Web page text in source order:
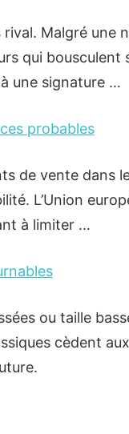
rival. Malgré une
qui bousculent
une signature …
probables
de vente dans
L’Union
à limiter …
ou taille
cèdent